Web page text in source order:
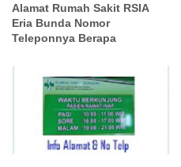
Alamat Rumah Sakit RSIA
Eria Bunda Nomor
Teleponnya Berapa